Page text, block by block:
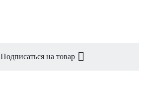
Подписаться на товар